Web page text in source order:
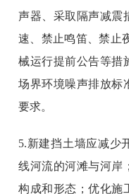
声器、采取隔声减震
速、禁止鸣笛、禁止
械运行提前公告等措
场界环境噪声排放标
要求。
5.新建挡土墙应减少
线河流的河滩与河岸
构成和形态；优化施